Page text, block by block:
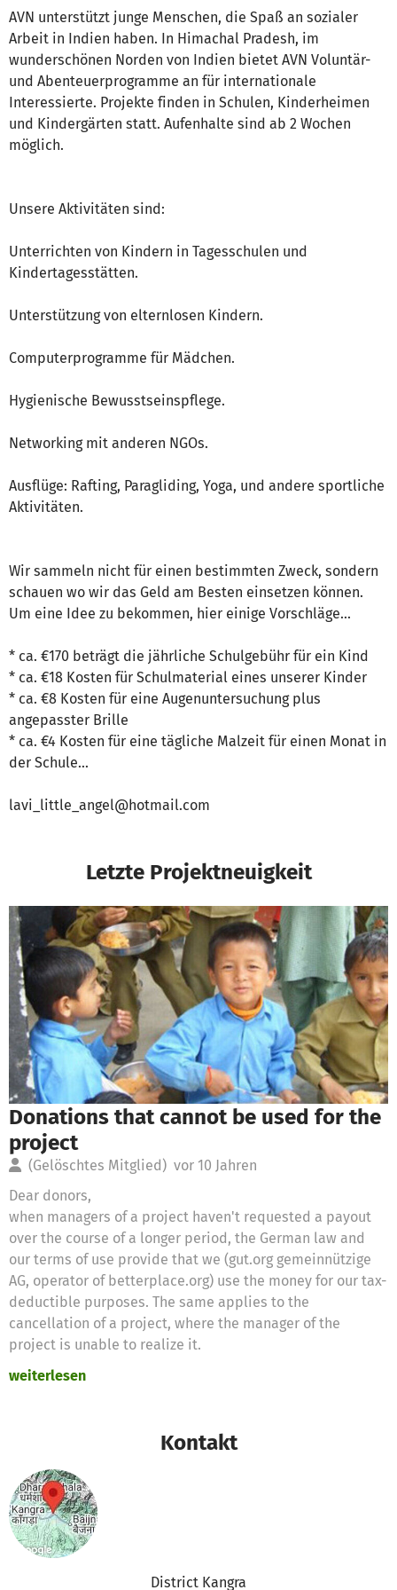
AVN unterstützt junge Menschen, die Spaß an sozialer
Arbeit in Indien haben. In Himachal Pradesh, im
wunderschönen Norden von Indien bietet AVN Voluntär-
und Abenteuerprogramme an für internationale
Interessierte. Projekte finden in Schulen, Kinderheimen
und Kindergärten statt. Aufenhalte sind ab 2 Wochen
möglich.
Unsere Aktivitäten sind:
Unterrichten von Kindern in Tagesschulen und
Kindertagesstätten.
Unterstützung von elternlosen Kindern.
Computerprogramme für Mädchen.
Hygienische Bewusstseinspflege.
Networking mit anderen NGOs.
Ausflüge: Rafting, Paragliding, Yoga, und andere sportliche
Aktivitäten.
Wir sammeln nicht für einen bestimmten Zweck, sondern
schauen wo wir das Geld am Besten einsetzen können.
Um eine Idee zu bekommen, hier einige Vorschläge...
* ca. €170 beträgt die jährliche Schulgebühr für ein Kind
* ca. €18 Kosten für Schulmaterial eines unserer Kinder
* ca. €8 Kosten für eine Augenuntersuchung plus
angepasster Brille
* ca. €4 Kosten für eine tägliche Malzeit für einen Monat in
der Schule...
lavi_little_angel@hotmail.com
Letzte Projektneuigkeit
Donations that cannot be used for the
project
(Gelöschtes Mitglied) vor 10 Jahren
Dear donors,
when managers of a project haven't requested a payout
over the course of a longer period, the German law and
our terms of use provide that we (gut.org gemeinnützige
AG, operator of betterplace.org) use the money for our tax-
deductible purposes. The same applies to the
cancellation of a project, where the manager of the
project is unable to realize it.
https://www.betterplace.org/c/help/when-donations-
cannot-be-spent-for-the-project/
Thanks for your support,
the betterplace.org-team
weiterlesen
Kontakt
District Kangra